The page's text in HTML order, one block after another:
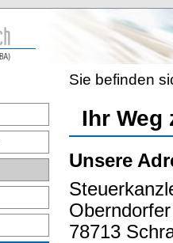
Sie befinden
Ihr Weg
Unsere
78713